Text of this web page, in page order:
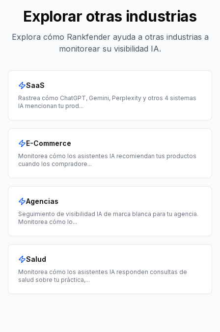
Explorar otras industrias
Explora cómo Rankfender ayuda a otras industrias a
monitorear su visibilidad IA.
SaaS
Rastrea cómo ChatGPT, Gemini, Perplexity y otros 4 sistemas
IA mencionan tu prod...
E-Commerce
Monitorea cómo los asistentes IA recomiendan tus productos
cuando los compradore...
Agencias
Seguimiento de visibilidad IA de marca blanca para tu agencia.
Monitorea cómo lo...
Salud
Monitorea cómo los asistentes IA responden consultas de
salud sobre tu práctica,...